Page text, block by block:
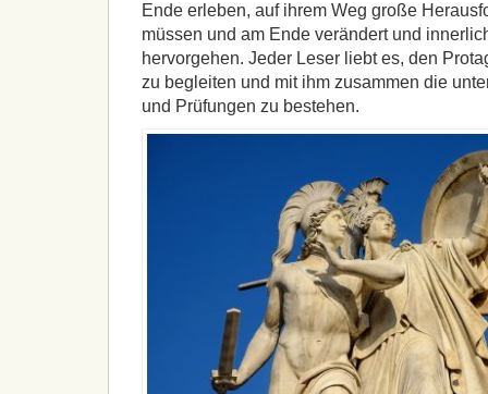
Ende erleben, auf ihrem Weg große
müssen und am Ende verändert und
hervorgehen. Jeder Leser liebt es, den
zu begleiten und mit ihm zusammen die
und Prüfungen zu bestehen.